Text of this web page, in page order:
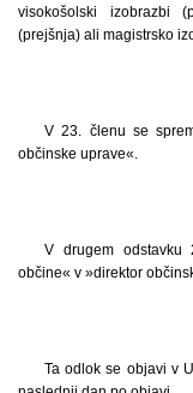
visokošolski izobrazbi
(prejšnja) ali magistrsko
V 23. členu se
občinske uprave«.
V drugem odstavku
občine« v »direktor
Ta odlok se objavi v